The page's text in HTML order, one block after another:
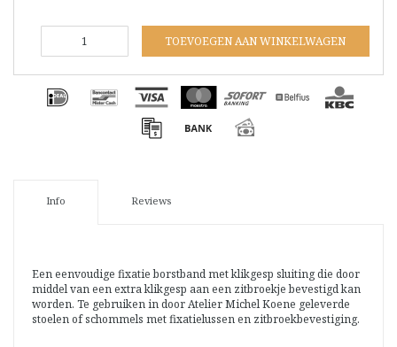
TOEVOEGEN AAN WINKELWAGEN
Info Reviews
Een eenvoudige fixatie borstband met klikgesp sluiting die door
middel van een extra klikgesp aan een zitbroekje bevestigd kan
worden. Te gebruiken in door Atelier Michel Koene geleverde
stoelen of schommels met fixatielussen en zitbroekbevestiging.